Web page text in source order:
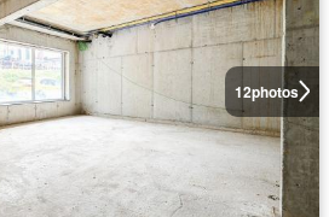
12photos